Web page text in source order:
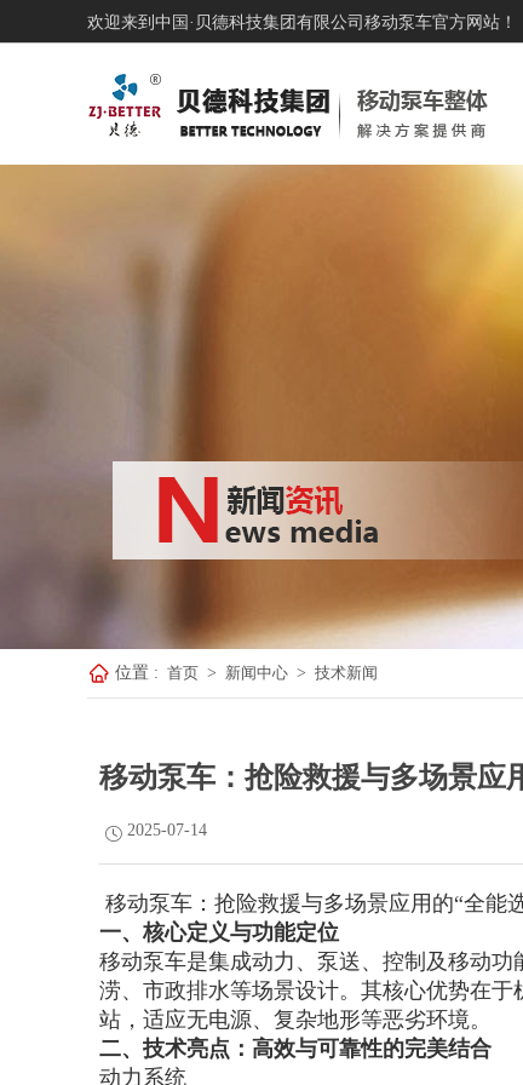
欢迎来到中国·贝德科技集团有限公司移动泵车官方网站！
位置 : 首页 > 新闻中心 > 技术新闻
移动泵车：抢险救援与多场景应
2025-07-14
移动泵车：抢险救援与多场景应用的“全能
一、核心定义与功能定位
移动泵车是集成动力、泵送、控制及移动
涝、市政排水等场景设计。其核心优势在
站，适应无电源、复杂地形等恶劣环境。
二、技术亮点：高效与可靠性的完美结合
动力系统